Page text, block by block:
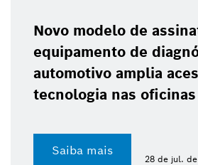
Novo modelo de
equipamento de
automotivo amplia
tecnologia nas oficinas
Saiba mais
28 de jul. de